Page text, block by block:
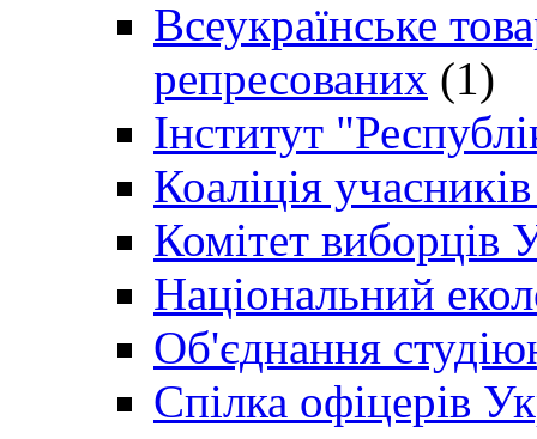
Всеукраїнське
репресованих (1)
Інститут
Коаліція
Комітет виборців
Національний
Об'єднання
Спілка офіцерів